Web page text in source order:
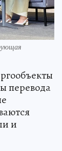
перевода
и